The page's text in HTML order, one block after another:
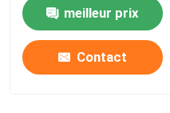
meilleur prix
Contact